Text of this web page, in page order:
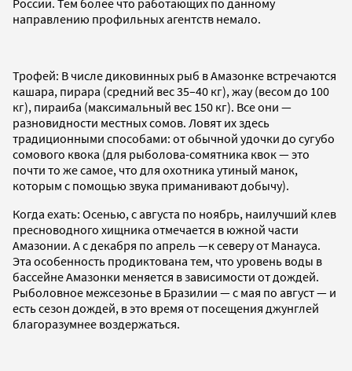
направлению профильных агентств немало.
Трофей: В числе диковинных рыб в Амазонке встречаются
кашара, пирара (средний вес 35–40 кг), жау (весом до 100
кг), пираиба (максимальный вес 150 кг). Все они —
разновидности местных сомов. Ловят их здесь
традиционными способами: от обычной удочки до сугубо
сомового квока (для рыболова-сомятника квок — это
почти то же самое, что для охотника утиный манок,
которым с помощью звука приманивают добычу).
Когда ехать: Осенью, с августа по ноябрь, наилучший клев
пресноводного хищника отмечается в южной части
Амазонии. А с декабря по апрель —к северу от Манауса.
Эта особенность продиктована тем, что уровень воды в
бассейне Амазонки меняется в зависимости от дождей.
Рыболовное межсезонье в Бразилии — с мая по август — и
есть сезон дождей, в это время от посещения джунглей
благоразумнее воздержаться.